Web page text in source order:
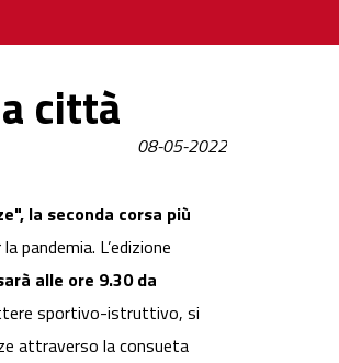
città
08-05-2022
la seconda corsa più
pandemia. L’edizione
alle ore 9.30 da
sportivo-istruttivo, si
attraverso la consueta